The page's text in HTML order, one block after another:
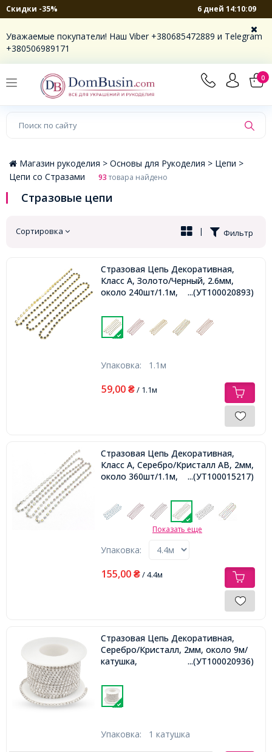
Скидки -35% 6 дней 14:10:08
Уважаемые покупатели! Наш Viber +380685472889 и Telegram
+380506989171
0
×
Магазин рукоделия > Основы для Рукоделия > Цепи >
Цепи со Стразами
93товара найдено
Стразовые цепи
Сортировка Фильтр
|
Стразовая Цепь Декоративная,
Класс А, Золото/Черный, 2.6мм,
около 240шт/1.1м,
...(УТ100020893)
Упаковка: 1.1м
59,00 ₴/ 1.1м
Стразовая Цепь Декоративная,
Класс А, Серебро/Кристалл АВ, 2мм,
около 360шт/1.1м,
...(УТ100015217)
Показать еще
Упаковка:
155,00 ₴/ 4.4м
Стразовая Цепь Декоративная,
Серебро/Кристалл, 2мм, около 9м/
катушка,
...(УТ100020936)
Упаковка: 1 катушка